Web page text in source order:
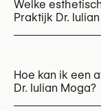
Welke
Praktijk Dr.
Hoe kan ik een
Dr. Iulian Moga?